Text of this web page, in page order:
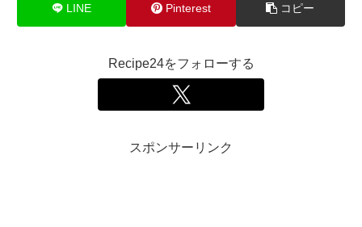
LINE Pinterest コピー
Recipe24をフォローする
スポンサーリンク